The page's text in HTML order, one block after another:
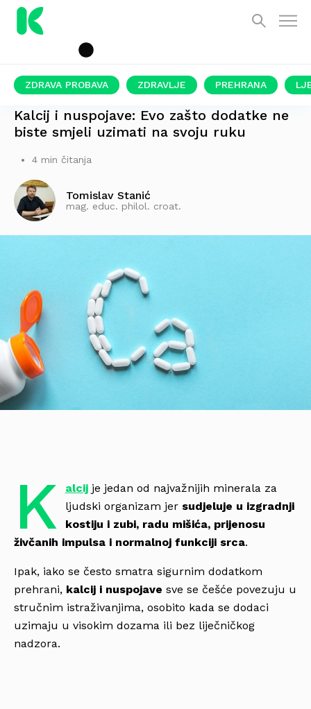
ZDRAVA PROBAVA ZDRAVLJE PREHRANA
Kalcij i nuspojave: Evo zašto dodatke ne
biste smjeli uzimati na svoju ruku
4 min čitanja
Tomislav Stanić
mag. educ. philol. croat.
K alcijje jedan od najvažnijih minerala za
ljudski organizam jer sudjeluje u izgradnji
kostiju i zubi, radu mišića, prijenosu
živčanih impulsa i normalnoj funkciji srca.
Ipak, iako se često smatra sigurnim dodatkom
prehrani, kalcij i nuspojave sve se češće povezuju u
stručnim istraživanjima, osobito kada se dodaci
uzimaju u visokim dozama ili bez liječničkog
nadzora.